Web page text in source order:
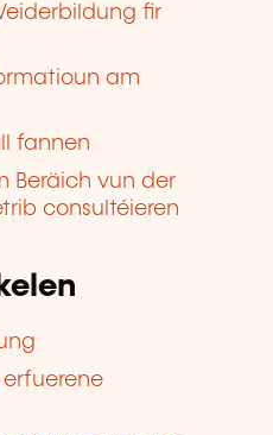
fir
am
fannen
Beräich vun der
consultéieren